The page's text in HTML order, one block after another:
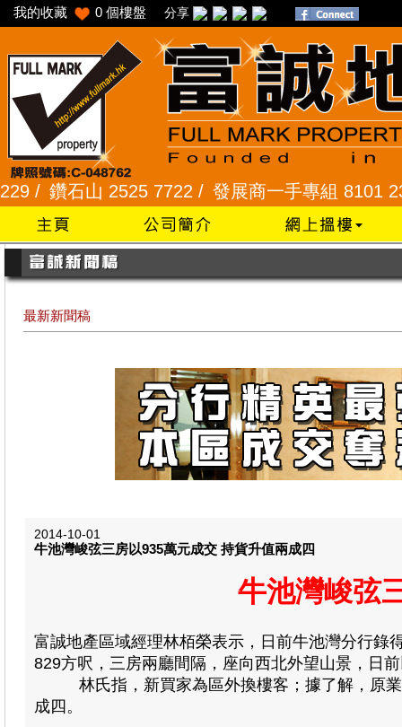
我的收藏 0 個樓盤 分享
石山 2525 7722 / 發展商一手專組 8101 2345 /
最新新聞稿
2014-10-01
牛池灣峻弦三房以935萬元成交 持貨升值兩成四
牛池灣峻弦
富誠地產區域經理林栢榮表示，日前牛池灣分行錄
829方呎，三房兩廳間隔，座向西北外望山景，日
林氏指，新買家為區外換樓客；據了解，原業
成四。